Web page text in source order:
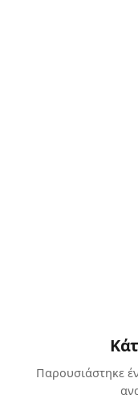
Παρουσιάστηκε